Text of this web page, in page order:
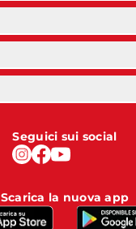
Seguici sui social
Scarica la nuova app